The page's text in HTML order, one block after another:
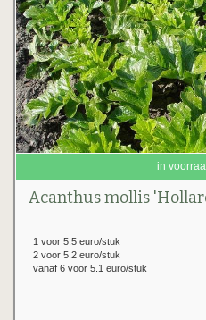
in
Acanthus mollis
1 voor 5.5 euro/stuk
2 voor 5.2 euro/stuk
vanaf 6 voor 5.1 euro/stuk